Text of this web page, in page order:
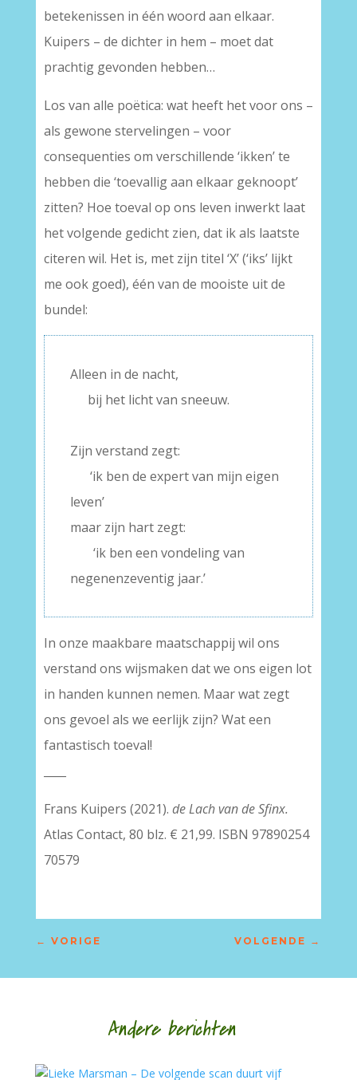
betekenissen in één woord aan elkaar.
Kuipers – de dichter in hem – moet dat
prachtig gevonden hebben…
Los van alle poëtica: wat heeft het voor ons –
als gewone stervelingen – voor
consequenties om verschillende ‘ikken’ te
hebben die ‘toevallig aan elkaar geknoopt’
zitten? Hoe toeval op ons leven inwerkt laat
het volgende gedicht zien, dat ik als laatste
citeren wil. Het is, met zijn titel ‘X’ (‘iks’ lijkt
me ook goed), één van de mooiste uit de
bundel:
Alleen in de nacht,
bij het licht van sneeuw.
Zijn verstand zegt:
‘ik ben de expert van mijn eigen
leven’
maar zijn hart zegt:
‘ik ben een vondeling van
negenenzeventig jaar.’
In onze maakbare maatschappij wil ons
verstand ons wijsmaken dat we ons eigen lot
in handen kunnen nemen. Maar wat zegt
ons gevoel als we eerlijk zijn? Wat een
fantastisch toeval!
Frans Kuipers (2021). de Lach van de Sfinx.
Atlas Contact, 80 blz. € 21,99. ISBN 97890254
70579
← VORIGE VOLGENDE →
Andere berichten